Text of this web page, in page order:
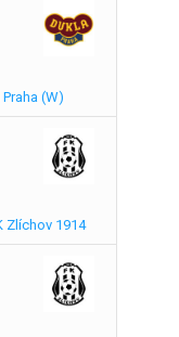
(W)
Zlíchov 1914